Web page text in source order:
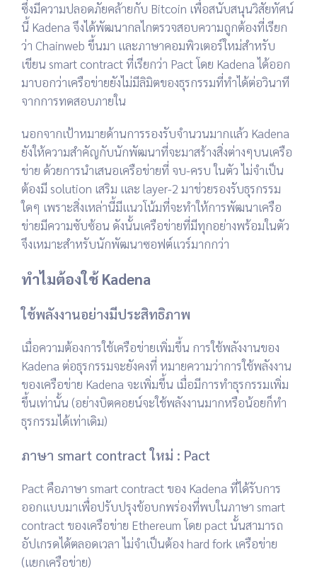
ซึ่งมีความปลอดภัยคล้ายกับ Bitcoin เพื่อสนับสนุนวิสัยทัศน์
นี้ Kadena จึงได้พัฒนากลไกตรวจสอบความถูกต้องที่เรียก
ว่า Chainweb ขึ้นมา และภาษาคอมพิวเตอร์ใหม่สำหรับ
เขียน smart contract ที่เรียกว่า Pact โดย Kadena ได้ออก
มาบอกว่าเครือข่ายยังไม่มีลิมิตของธุรกรรมที่ทำได้ต่อวินาที
จากการทดสอบภายใน
นอกจากเป้าหมายด้านการรองรับจำนวนมากแล้ว Kadena
ยังให้ความสำคัญกับนักพัฒนาที่จะมาสร้างสิ่งต่างๆบนเครือ
ข่าย ด้วยการนำเสนอเครือข่ายที่ จบ-ครบ ในตัว ไม่จำเป็น
ต้องมี solution เสริม และ layer-2 มาช่วยรองรับธุรกรรม
ใดๆ เพราะสิ่งเหล่านี้มีแนวโน้มที่จะทำให้การพัฒนาเครือ
ข่ายมีความซับซ้อน ดังนั้นเครือข่ายที่มีทุกอย่างพร้อมในตัว
จึงเหมาะสำหรับนักพัฒนาซอฟต์แวร์มากกว่า
ทำไมต้องใช้ Kadena
ใช้พลังงานอย่างมีประสิทธิภาพ
เมื่อความต้องการใช้เครือข่ายเพิ่มขึ้น การใช้พลังงานของ
Kadena ต่อธุรกรรมจะยังคงที่ หมายความว่าการใช้พลังงาน
ของเครือข่าย Kadena จะเพิ่มขึ้น เมื่อมีการทำธุรกรรมเพิ่ม
ขึ้นเท่านั้น (อย่างบิตคอยน์จะใช้พลังงานมากหรือน้อยก็ทำ
ธุรกรรมได้เท่าเดิม)
ภาษา smart contract ใหม่ : Pact
Pact คือภาษา smart contract ของ Kadena ที่ได้รับการ
ออกแบบมาเพื่อปรับปรุงข้อบกพร่องที่พบในภาษา smart
contract ของเครือข่าย Ethereum โดย pact นั้นสามารถ
อัปเกรดได้ตลอดเวลา ไม่จำเป็นต้อง hard fork เครือข่าย
(แยกเครือข่าย)